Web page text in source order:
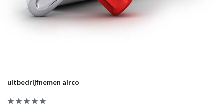
uitbedrijfnemen airco